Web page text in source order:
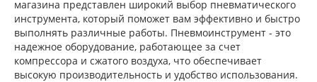
магазина представлен широкий выбор пневматического
инструмента, который поможет вам эффективно и быстро
выполнять различные работы. Пневмоинструмент - это
надежное оборудование, работающее за счет
компрессора и сжатого воздуха, что обеспечивает
высокую производительность и удобство использования.